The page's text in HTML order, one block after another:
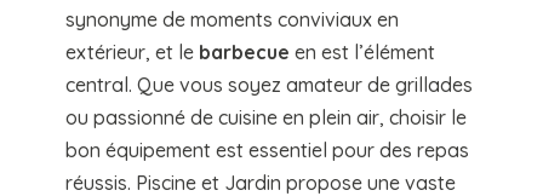
synonyme de moments conviviaux en
extérieur, et le barbecue en est l’élément
central. Que vous soyez amateur de grillades
ou passionné de cuisine en plein air, choisir le
bon équipement est essentiel pour des repas
réussis. Piscine et Jardin propose une vaste